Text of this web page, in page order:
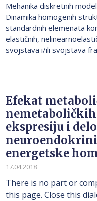
Mehanika diskretnih
Dinamika homogenih
standardnih elemenata
elastičnih,
svojstava i/ili svojstava
Efekat
ekspresiju i
energetske
17.04.2018
There is no part or
this page. Close this